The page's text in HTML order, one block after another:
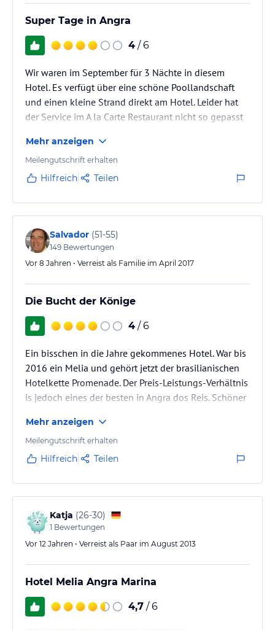
Angaben ohne Gewähr. Bitte lies vor der Buchung die
verbindlichen
Angebotsdetails
Super Tage in Angra
4 / 6
Wir waren im September für 3 Nächte in diesem
Hotel. Es verfügt über eine schöne Poollandschaft
und einen kleine Strand direkt am Hotel. Leider hat
der Service im A la Carte Restaurant nicht so gepasst
Mehr anzeigen
Meilengutschrift erhalten
Hilfreich Teilen
Salvador (51-55)
149 Bewertungen
Vor 8 Jahren • Verreist als Familie im April 2017
Die Bucht der Könige
4 / 6
Ein bisschen in die Jahre gekommenes Hotel. War bis
2016 ein Melia und gehört jetzt der brasilianischen
Hotelkette Promenade. Der Preis-Leistungs-Verhältnis
is jedoch eines der besten in Angra dos Reis. Schöner
besser noch, ein Boot, ist empfohlen um die
wunderschöne Umgebung zu entdecken.
Mehr anzeigen
Meilengutschrift erhalten
Hilfreich Teilen
Katja (26-30)
1 Bewertungen
Vor 12 Jahren • Verreist als Paar im August 2013
Hotel Melia Angra Marina
4,7 / 6